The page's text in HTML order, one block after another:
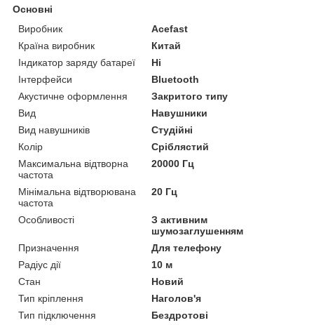
Основні
Виробник
Acefast
Країна виробник
Китай
Індикатор заряду батареї
Ні
Інтерфейси
Bluetooth
Акустичне оформлення
Закритого типу
Вид
Навушники
Вид навушників
Студійні
Колір
Сріблястий
Максимальна відтворна
частота
20000 Гц
Мінімальна відтворювана
частота
20 Гц
Особливості
З активним
шумозаглушенням
Призначення
Для телефону
Радіус дії
10 м
Стан
Новий
Тип кріплення
Наголов'я
Тип підключення
Бездротові